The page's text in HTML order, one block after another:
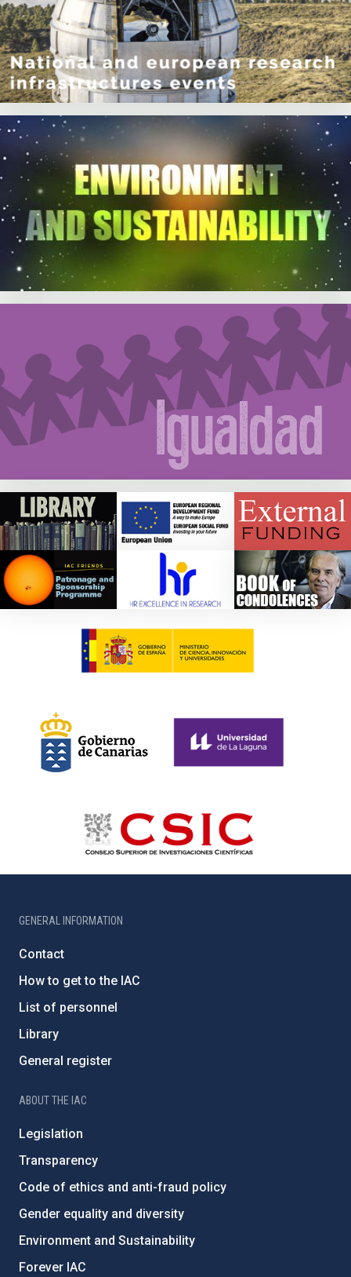
GENERAL INFORMATION
Contact
How to get to the IAC
List of personnel
Library
General register
ABOUT THE IAC
Legislation
Transparency
Code of ethics and anti-fraud policy
Gender equality and diversity
Environment and Sustainability
Forever IAC